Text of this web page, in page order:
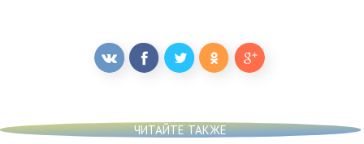
ЧИТАЙТЕ ТАКЖЕ